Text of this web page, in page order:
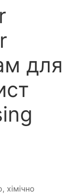
для
хімічно